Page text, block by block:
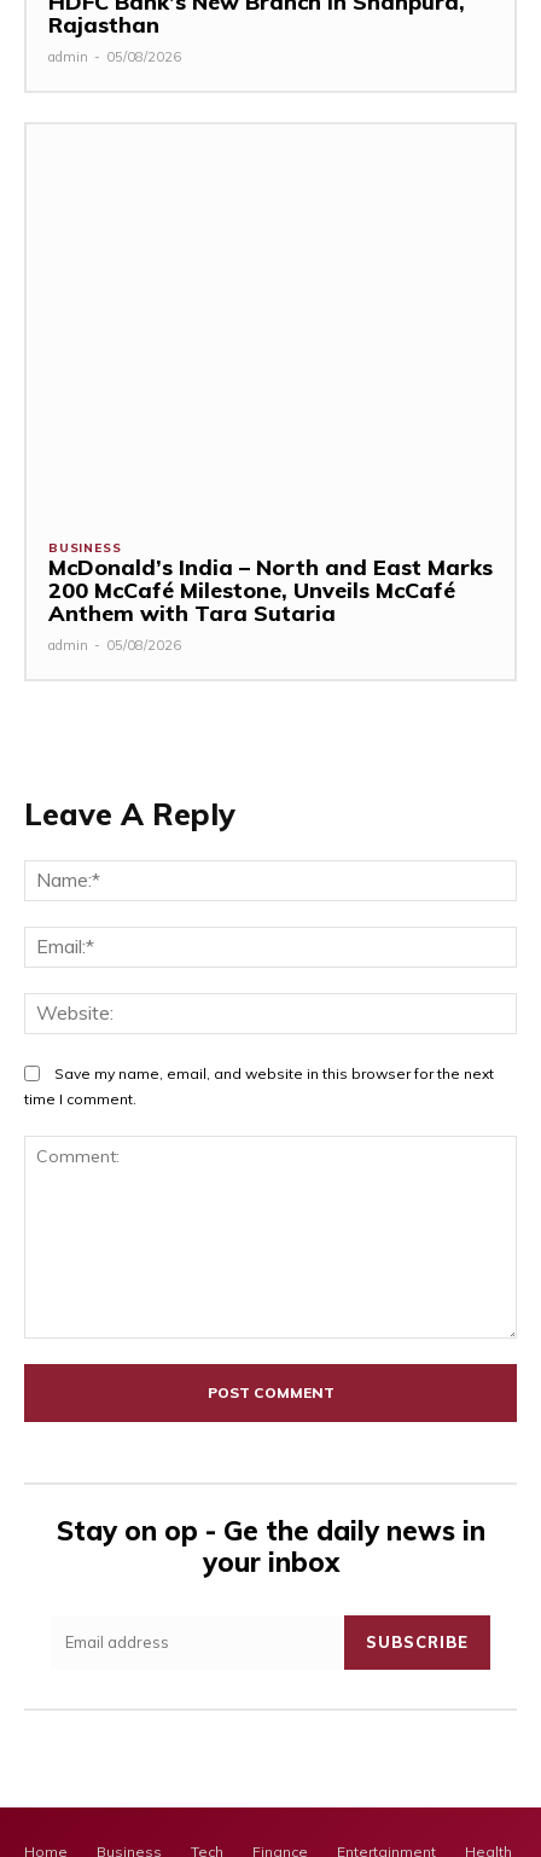
Rajasthan
admin - 05/08/2026
BUSINESS
McDonald’s India – North and East Marks
200 McCafé Milestone, Unveils McCafé
Anthem with Tara Sutaria
admin - 05/08/2026
Leave A Reply
Save my name, email, and website in this browser for the next
time I comment.
Stay on op - Ge the daily news in
your inbox
SUBSCRIBE
Home Business Tech Finance Entertainment Health